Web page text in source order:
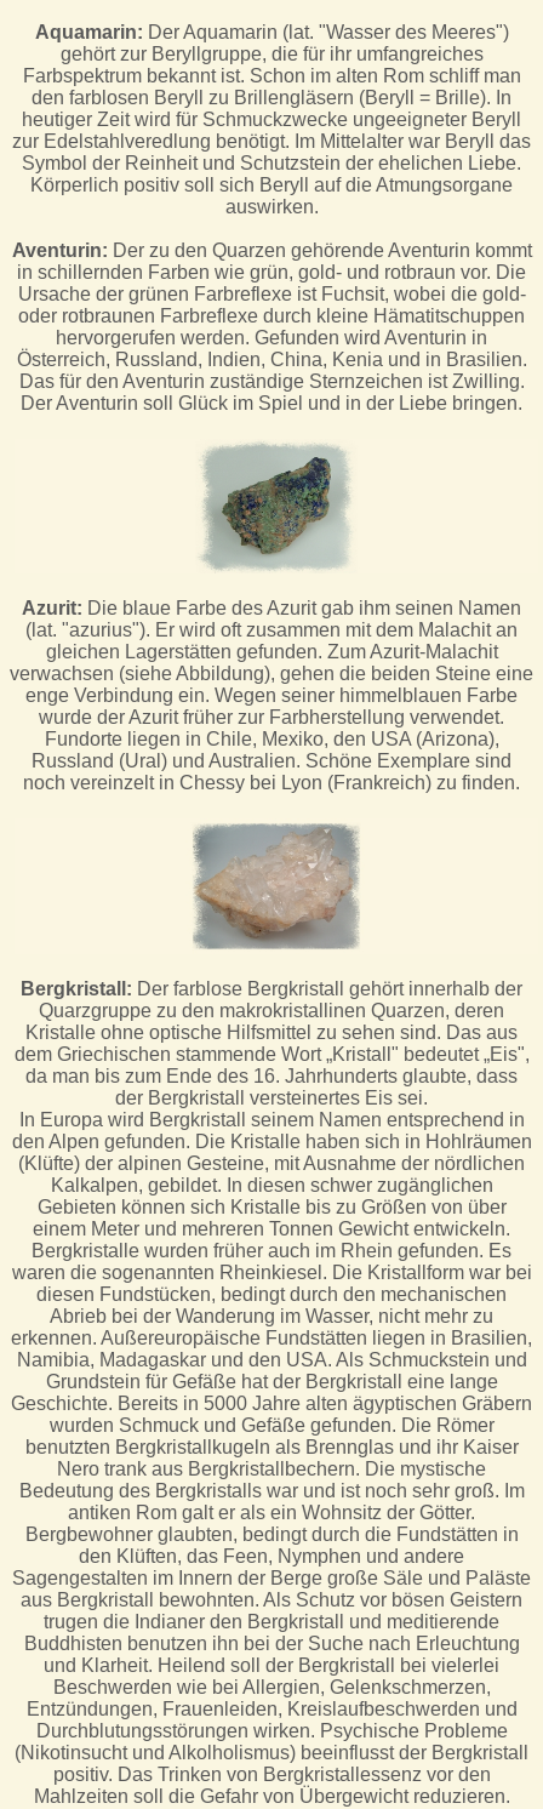
Aquamarin: Der Aquamarin (lat. "Wasser des Meeres")
gehört zur Beryllgruppe, die für ihr umfangreiches
Farbspektrum bekannt ist. Schon im alten Rom schliff man
den farblosen Beryll zu Brillengläsern (Beryll = Brille). In
heutiger Zeit wird für Schmuckzwecke ungeeigneter Beryll
zur Edelstahlveredlung benötigt. Im Mittelalter war Beryll das
Symbol der Reinheit und Schutzstein der ehelichen Liebe.
Körperlich positiv soll sich Beryll auf die Atmungsorgane
auswirken.
Aventurin: Der zu den Quarzen gehörende Aventurin kommt
in schillernden Farben wie grün, gold- und rotbraun vor. Die
Ursache der grünen Farbreflexe ist Fuchsit, wobei die gold-
oder rotbraunen Farbreflexe durch kleine Hämatitschuppen
hervorgerufen werden. Gefunden wird Aventurin in
Österreich, Russland, Indien, China, Kenia und in Brasilien.
Das für den Aventurin zuständige Sternzeichen ist Zwilling.
Der Aventurin soll Glück im Spiel und in der Liebe bringen.
Azurit: Die blaue Farbe des Azurit gab ihm seinen Namen
(lat. "azurius"). Er wird oft zusammen mit dem Malachit an
gleichen Lagerstätten gefunden. Zum Azurit-Malachit
verwachsen (siehe Abbildung), gehen die beiden Steine eine
enge Verbindung ein. Wegen seiner himmelblauen Farbe
wurde der Azurit früher zur Farbherstellung verwendet.
Fundorte liegen in Chile, Mexiko, den USA (Arizona),
Russland (Ural) und Australien. Schöne Exemplare sind
noch vereinzelt in Chessy bei Lyon (Frankreich) zu finden.
Bergkristall: Der farblose Bergkristall gehört innerhalb der
Quarzgruppe zu den makrokristallinen Quarzen, deren
Kristalle ohne optische Hilfsmittel zu sehen sind. Das aus
dem Griechischen stammende Wort „Kristall" bedeutet „Eis",
da man bis zum Ende des 16. Jahrhunderts glaubte, dass
der Bergkristall versteinertes Eis sei.
In Europa wird Bergkristall seinem Namen entsprechend in
den Alpen gefunden. Die Kristalle haben sich in Hohlräumen
(Klüfte) der alpinen Gesteine, mit Ausnahme der nördlichen
Kalkalpen, gebildet. In diesen schwer zugänglichen
Gebieten können sich Kristalle bis zu Größen von über
einem Meter und mehreren Tonnen Gewicht entwickeln.
Bergkristalle wurden früher auch im Rhein gefunden. Es
waren die sogenannten Rheinkiesel. Die Kristallform war bei
diesen Fundstücken, bedingt durch den mechanischen
Abrieb bei der Wanderung im Wasser, nicht mehr zu
erkennen. Außereuropäische Fundstätten liegen in Brasilien,
Namibia, Madagaskar und den USA. Als Schmuckstein und
Grundstein für Gefäße hat der Bergkristall eine lange
Geschichte. Bereits in 5000 Jahre alten ägyptischen Gräbern
wurden Schmuck und Gefäße gefunden. Die Römer
benutzten Bergkristallkugeln als Brennglas und ihr Kaiser
Nero trank aus Bergkristallbechern. Die mystische
Bedeutung des Bergkristalls war und ist noch sehr groß. Im
antiken Rom galt er als ein Wohnsitz der Götter.
Bergbewohner glaubten, bedingt durch die Fundstätten in
den Klüften, das Feen, Nymphen und andere
Sagengestalten im Innern der Berge große Säle und Paläste
aus Bergkristall bewohnten. Als Schutz vor bösen Geistern
trugen die Indianer den Bergkristall und meditierende
Buddhisten benutzen ihn bei der Suche nach Erleuchtung
und Klarheit. Heilend soll der Bergkristall bei vielerlei
Beschwerden wie bei Allergien, Gelenkschmerzen,
Entzündungen, Frauenleiden, Kreislaufbeschwerden und
Durchblutungsstörungen wirken. Psychische Probleme
(Nikotinsucht und Alkolholismus) beeinflusst der Bergkristall
positiv. Das Trinken von Bergkristallessenz vor den
Mahlzeiten soll die Gefahr von Übergewicht reduzieren.